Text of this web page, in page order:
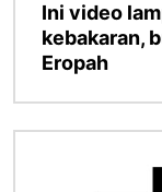
Ini video
kebakaran,
Eropah